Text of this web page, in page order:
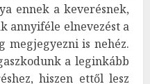
ennek a keverésnek,
annyiféle elnevezést a
megjegyezni is nehéz.
a leginkább
hiszen ettől lesz